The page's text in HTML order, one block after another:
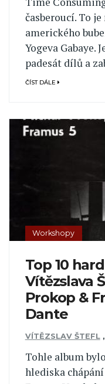
časberoucí. To
amerického
Yogeva Gabaye.
padesát dílů a
ČÍST DÁLE
Workshopy
Top 10
Vítězslava
Prokop &
Dante
VÍTĚZSLAV ŠTEFL ,
Tohle album
hlediska